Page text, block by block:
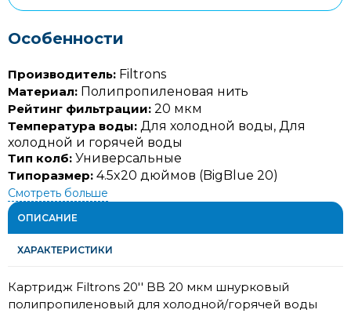
Особенности
Производитель: Filtrons
Материал: Полипропиленовая нить
Рейтинг фильтрации: 20 мкм
Температура воды: Для холодной воды, Для
холодной и горячей воды
Тип колб: Универсальные
Типоразмер: 4.5x20 дюймов (BigBlue 20)
Смотреть больше
ОПИСАНИЕ
ХАРАКТЕРИСТИКИ
Картридж Filtrons 20'' BB 20 мкм шнурковый
полипропиленовый для холодной/горячей воды